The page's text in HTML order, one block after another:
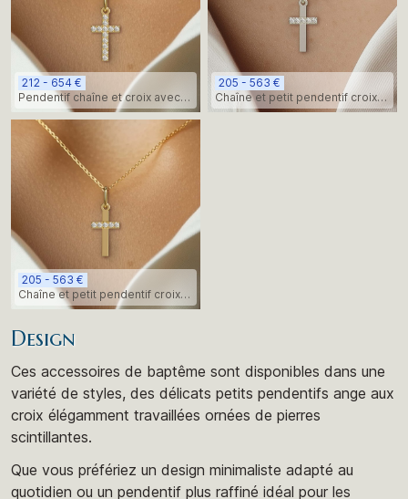
212 - 654 €
Pendentif chaîne et croix avec
pierres diamantées, or jaune
205 - 563 €
Chaîne et petit pendentif croix
avec pierres diamantées, or
205 - 563 €
Chaîne et petit pendentif croix
avec pierres diamantées, or
Design
Ces accessoires de baptême sont disponibles dans une
variété de styles, des délicats petits pendentifs ange aux
croix élégamment travaillées ornées de pierres
scintillantes.
Que vous préfériez un design minimaliste adapté au
quotidien ou un pendentif plus raffiné idéal pour les